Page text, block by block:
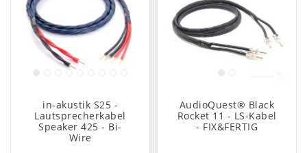
in-akustik S25 -
Lautsprecherkabel
Speaker 425 - Bi-
Wire
AudioQuest® Black
Rocket 11 - LS-Kabel
- FIX&FERTIG